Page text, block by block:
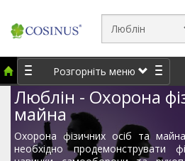
Розгорніть меню
Люблін - Охорона
майна
Охорона фізичних осіб та
необхідно продемонструвати